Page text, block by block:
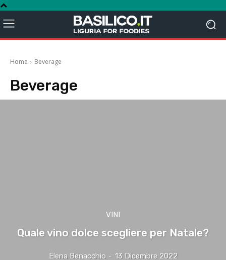
Home Beverage
Beverage
VINI
Quale vino dolce scegliere per Natale?
Elena Benacchio - 13 Dicembre 2022